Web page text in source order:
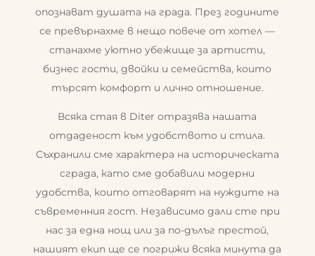
опознават душата на града. През годините
се превърнахме в нещо повече от хотел —
станахме уютно убежище за артисти,
бизнес гости, двойки и семейства, които
търсят комфорт и лично отношение.
Всяка стая в Diter отразява нашата
отдаденост към удобството и стила.
Съхранили сме характера на историческата
сграда, като сме добавили модерни
удобства, които отговарят на нуждите на
съвременния гост. Независимо дали сте при
нас за една нощ или за по-дълъг престой,
нашият екип ще се погрижи всяка минута да